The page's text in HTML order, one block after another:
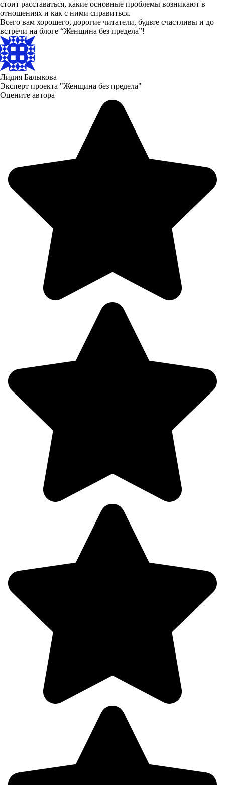
стоит расставаться, какие основные проблемы возникают в
отношениях и как с ними справиться.
Всего вам хорошего, дорогие читатели, будьте счастливы и до
встречи на блоге “Женщина без предела”!
Лидия Балыкова
Эксперт проекта "Женщина без предела"
Оцените автора